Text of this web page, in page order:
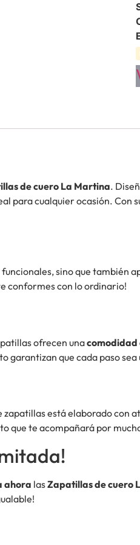
de cuero La Martina.
para cualquier ocasión. Con
funcionales, sino que también
conformes con lo ordinario!
ofrecen unacomodidad
garantizan que cada paso sea
zapatillas está elaborado con
que te acompañará por
ahora lasZapatillas de cuero